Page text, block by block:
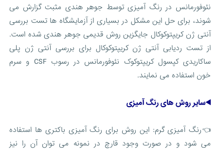
نئوفورمانس در رنگ آمیزی توسط جوهر هندی مثبت گزارش می
شوند، برای حل این مشکل در بسیاری از آزمایشگاه ها تست بررسی
آنتی ژن کریپتوکوکال جایگزین روش قدیمی جوهر هندی شده است.
از تست ردیابی آنتی ژن کریپتوکوکال برای بررسی آنتی ژن پلی
ساکاریدی کپسول کریپتوکوک نئوفورمانس در رسوب CSF و سرم
خون استفاده می نمایند.
◀️سایر روش های رنگ آمیزی
👈رنگ آمیزی گرم: این روش برای رنگ آمیزی باکتری ها استفاده
می شود و در صورت وجود قارچ در نمونه می توان آن را نیز